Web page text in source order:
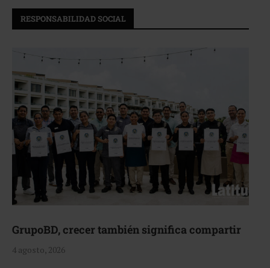
RESPONSABILIDAD SOCIAL
GrupoBD, crecer también significa compartir
4 agosto, 2026